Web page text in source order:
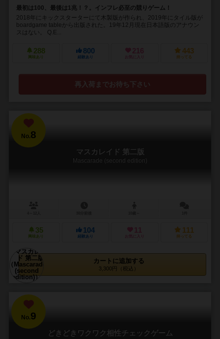
最初は100、最後は1兆！？。インフレ必至の競りゲーム！
2018年にキックスターターにて木製版が作られ、2019年にタイル版が
boardgame tableから出版された。19年12月現在日本語版のアナウン
スはない。 Q.E...
288
興味あり
800
経験あり
216
お気に入り
443
持ってる
再入荷までお待ち下さい
No.8
マスカレイド 第二版
Mascarade (second edition)
35
興味あり
104
経験あり
11
お気に入り
111
持ってる
カートに追加する
3,300円（税込）
No.9
どきどきワクワク相性チェックゲーム